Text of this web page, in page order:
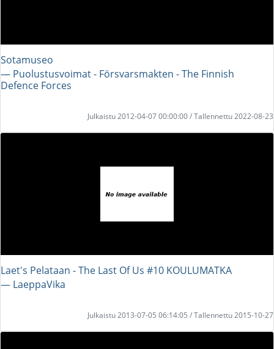
Sotamuseo
― Puolustusvoimat - Försvarsmakten - The Finnish
Defence Forces
Julkaistu 2012-04-07 00:00:00 / Tallennettu 2022-08-23
Laet's Pelataan - The Last Of Us #10 KOULUMATKA
― LaeppaVika
Julkaistu 2013-07-05 06:14:05 / Tallennettu 2015-10-27